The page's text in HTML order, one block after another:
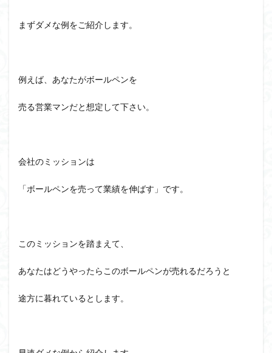
まずダメな例をご紹介します。
例えば、あなたがボールペンを
売る営業マンだと想定して下さい。
会社のミッションは
「ボールペンを売って業績を伸ばす」です。
このミッションを踏まえて、
あなたはどうやったらこのボールペンが売れるだろうと
途方に暮れているとします。